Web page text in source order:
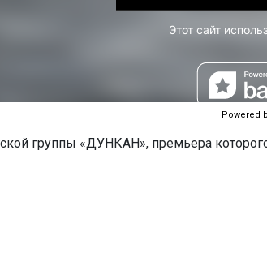
Powered
группы «ДУНКАН», премьера которого